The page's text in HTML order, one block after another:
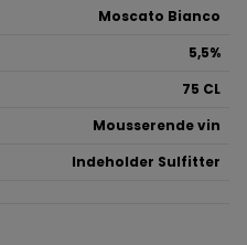
Moscato Bianco
5,5%
75 CL
Mousserende vin
Indeholder Sulfitter